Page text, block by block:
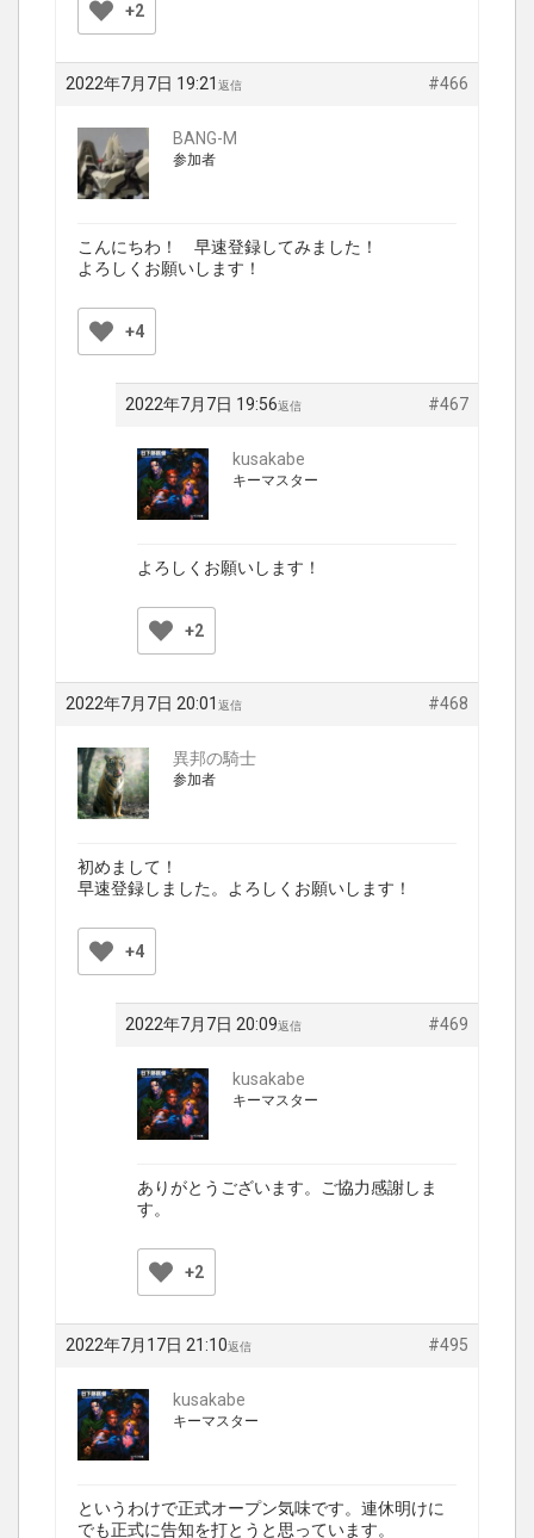
+2
2022年7月7日 19:21 #466
返信
BANG-M
参加者
こんにちわ！ 早速登録してみました！
よろしくお願いします！
+4
2022年7月7日 19:56 #467
返信
kusakabe
キーマスター
よろしくお願いします！
+2
2022年7月7日 20:01 #468
返信
異邦の騎士
参加者
初めまして！
早速登録しました。よろしくお願いします！
+4
2022年7月7日 20:09 #469
返信
kusakabe
キーマスター
ありがとうございます。ご協力感謝しま
す。
+2
2022年7月17日 21:10 #495
返信
kusakabe
キーマスター
というわけで正式オープン気味です。連休明けに
でも正式に告知を打とうと思っています。